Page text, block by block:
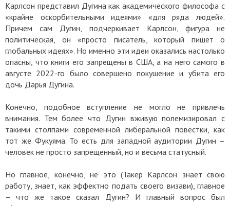
Карлсон представил Дугина как академического философа с
«крайне оскорбительными идеями» «для ряда людей».
Причем сам Дугин, подчеркивает Карлсон, фигура не
политическая, он «просто писатель, который пишет о
глобальных идеях». Но именно эти идеи оказались настолько
опасны, что книги его запрещены в США, а на него самого в
августе 2022-го было совершено покушение и убита его
дочь Дарья Дугина.
Конечно, подобное вступление не могло не привлечь
внимания. Тем более что Дугин вживую полемизировал с
такими столпами современной либеральной повестки, как
тот же Фукуяма. То есть для западной аудитории Дугин –
человек не просто запрещенный, но и весьма статусный.
Но главное, конечно, не это (Такер Карлсон знает свою
работу, знает, как эффектно подать своего визави), главное
– что же такое сказал Дугин? И главный вопрос был